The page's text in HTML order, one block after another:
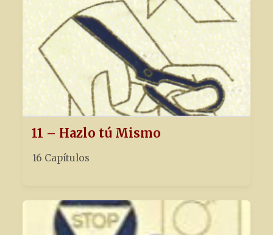
11 – Hazlo tú Mismo
16 Capítulos